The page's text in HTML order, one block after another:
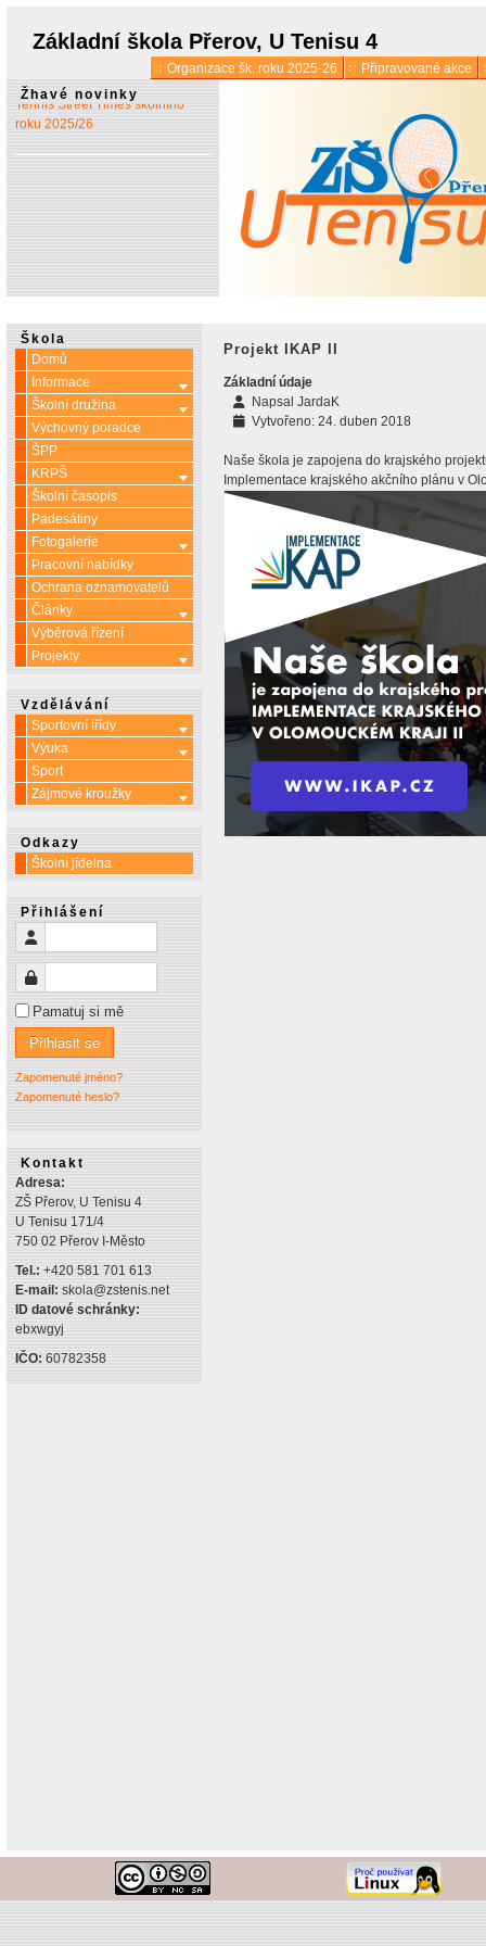
Základní škola Přerov, U Tenisu 4
Organizace šk. roku 2025-26
Připravované akce
Žhavé novinky
Vyšlo 6. číslo časopisu
Tennis Street Times školního
roku 2025/26
Škola
Domů
Informace
Více o: Informace
Školní družina Více o: Školní družina
Výchovný poradce
ŠPP
KRPŠ
Více o: KRPŠ
Školní časopis
Padesátiny
Fotogalerie
Více o: Fotogalerie
Pracovní nabídky
Ochrana oznamovatelů
Články
Více o: Články
Výběrová řízení
Projekty
Více o: Projekty
Vzdělávání
Sportovní třídy
Více o: Sportovní třídy
Výuka Více o: Výuka
Sport
Zájmové kroužky
Více o: Zájmové kroužky
Odkazy
Školní jídelna
Přihlášení
Heslo
Pamatuj si mě
Přihlásit se
Zapomenuté jméno?
Zapomenuté heslo?
Kontakt
Adresa:
ZŠ Přerov, U Tenisu 4
U Tenisu 171/4
750 02 Přerov I-Město
Tel.: +420 581 701 613
E-mail: skola@zstenis.net
ID datové schránky:
ebxwgyj
IČO: 60782358
Projekt IKAP II
Základní údaje
Napsal JardaK
Vytvořeno: 24. duben 2018
Naše škola je zapojena do krajského
Implementace krajského akčního plánu v